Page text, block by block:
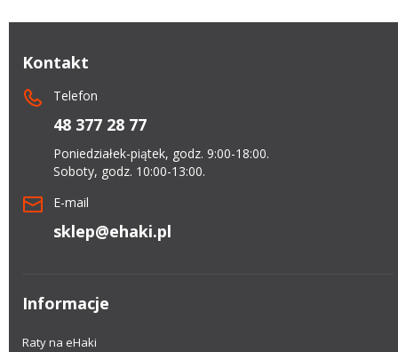
Kontakt
Telefon
48 377 28 77
Poniedziałek-piątek, godz. 9:00-18:00.
Soboty, godz. 10:00-13:00.
E-mail
sklep@ehaki.pl
Informacje
Raty na eHaki